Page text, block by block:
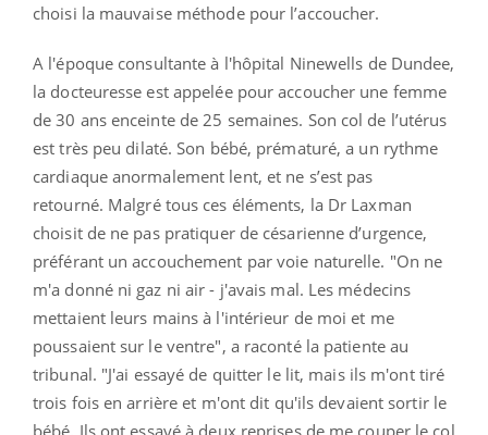
choisi la mauvaise méthode pour l’accoucher.
A l'époque consultante à l'hôpital Ninewells de Dundee,
la docteuresse est appelée pour accoucher une femme
de 30 ans enceinte de 25 semaines. Son col de l’utérus
est très peu dilaté. Son bébé, prématuré, a un rythme
cardiaque anormalement lent, et ne s’est pas
retourné. Malgré tous ces éléments, la Dr Laxman
choisit de ne pas pratiquer de césarienne d’urgence,
préférant un accouchement par voie naturelle. "On ne
m'a donné ni gaz ni air - j'avais mal. Les médecins
mettaient leurs mains à l'intérieur de moi et me
poussaient sur le ventre", a raconté la patiente au
tribunal. "J'ai essayé de quitter le lit, mais ils m'ont tiré
trois fois en arrière et m'ont dit qu'ils devaient sortir le
bébé. Ils ont essayé à deux reprises de me couper le col